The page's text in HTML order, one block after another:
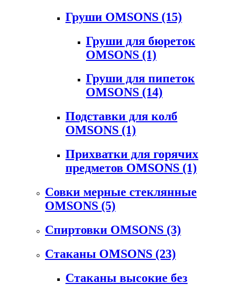
Груши OMSONS (15)
Груши для бюреток
OMSONS (1)
Груши для пипеток
OMSONS (14)
Подставки для колб
OMSONS (1)
Прихватки для горячих
предметов OMSONS (1)
Совки мерные стеклянные
OMSONS (5)
Спиртовки OMSONS (3)
Стаканы OMSONS (23)
Стаканы высокие без